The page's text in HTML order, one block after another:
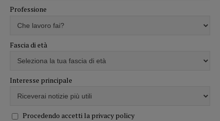
Professione
Fascia di età
Interesse principale
Procedendo accetti la privacy policy